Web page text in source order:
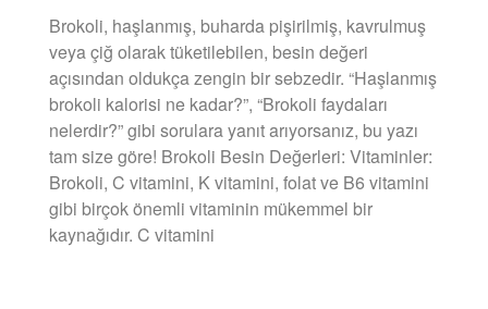
Brokoli, haşlanmış, buharda pişirilmiş, kavrulmuş
veya çiğ olarak tüketilebilen, besin değeri
açısından oldukça zengin bir sebzedir. “Haşlanmış
brokoli kalorisi ne kadar?”, “Brokoli faydaları
nelerdir?” gibi sorulara yanıt arıyorsanız, bu yazı
tam size göre! Brokoli Besin Değerleri: Vitaminler:
Brokoli, C vitamini, K vitamini, folat ve B6 vitamini
gibi birçok önemli vitaminin mükemmel bir
kaynağıdır. C vitamini